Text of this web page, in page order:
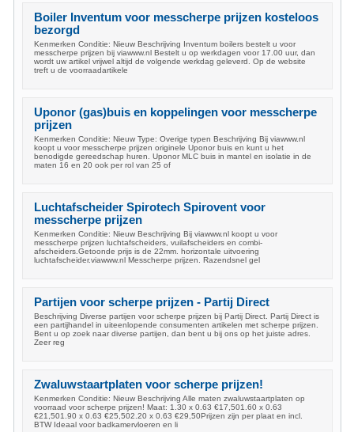
Boiler Inventum voor messcherpe prijzen kosteloos
bezorgd
Kenmerken Conditie: Nieuw Beschrijving Inventum boilers bestelt u voor
messcherpe prijzen bij viawww.nl Bestelt u op werkdagen voor 17.00 uur, dan
wordt uw artikel vrijwel altijd de volgende werkdag geleverd. Op de website
treft u de voorraadartikele
Uponor (gas)buis en koppelingen voor messcherpe
prijzen
Kenmerken Conditie: Nieuw Type: Overige typen Beschrijving Bij viawww.nl
koopt u voor messcherpe prijzen originele Uponor buis en kunt u het
benodigde gereedschap huren. Uponor MLC buis in mantel en isolatie in de
maten 16 en 20 ook per rol van 25 of
Luchtafscheider Spirotech Spirovent voor
messcherpe prijzen
Kenmerken Conditie: Nieuw Beschrijving Bij viawww.nl koopt u voor
messcherpe prijzen luchtafscheiders, vuilafscheiders en combi-
afscheiders.Getoonde prijs is de 22mm. horizontale uitvoering
luchtafscheider.viawww.nl Messcherpe prijzen. Razendsnel gel
Partijen voor scherpe prijzen - Partij Direct
Beschrijving Diverse partijen voor scherpe prijzen bij Partij Direct. Partij Direct is
een partijhandel in uiteenlopende consumenten artikelen met scherpe prijzen.
Bent u op zoek naar diverse partijen, dan bent u bij ons op het juiste adres.
Zeer reg
Zwaluwstaartplaten voor scherpe prijzen!
Kenmerken Conditie: Nieuw Beschrijving Alle maten zwaluwstaartplaten op
voorraad voor scherpe prijzen! Maat: 1.30 x 0.63 €17,501.60 x 0.63
€21,501.90 x 0.63 €25,502.20 x 0.63 €29,50Prijzen zijn per plaat en incl.
BTW Ideaal voor badkamervloeren en li